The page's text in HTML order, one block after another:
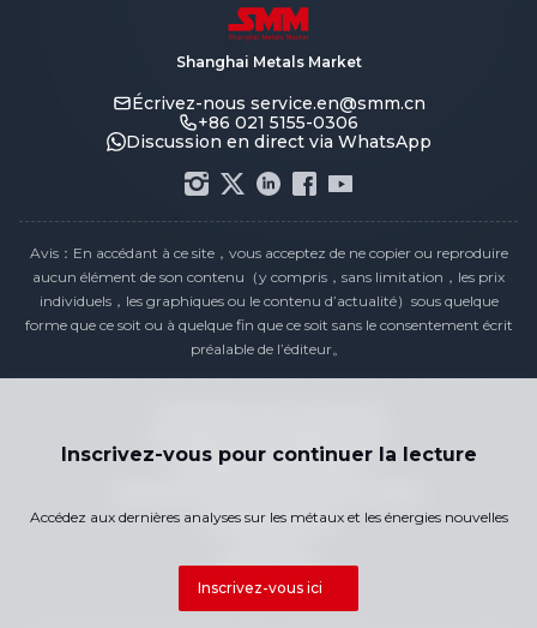
Inscrivez-vous pour continuer la lecture
Accédez aux dernières analyses sur les métaux et les énergies nouvelles
Inscrivez-vous ici
Shanghai Metals Market
Écrivez-nous service.en@smm.cn
+86 021 5155-0306
Discussion en direct via WhatsApp
Avis：En accédant à ce site，vous acceptez de ne copier ou reproduire
aucun élément de son contenu（y compris，sans limitation，les prix
individuels，les graphiques ou le contenu d’actualité）sous quelque
forme que ce soit ou à quelque fin que ce soit sans le consentement écrit
préalable de l’éditeur。
Politique de confidentialité
Conditions générales
Contactez-nous
Plan du site